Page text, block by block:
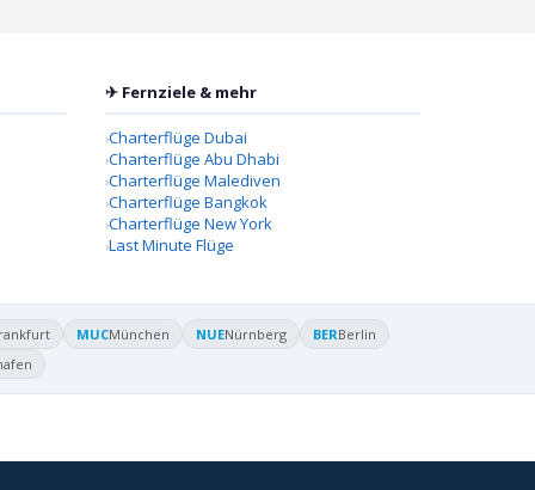
✈ Fernziele & mehr
Charterflüge Dubai
Charterflüge Abu Dhabi
Charterflüge Malediven
Charterflüge Bangkok
Charterflüge New York
Last Minute Flüge
MUCMünchen NUENürnberg BERBerlin